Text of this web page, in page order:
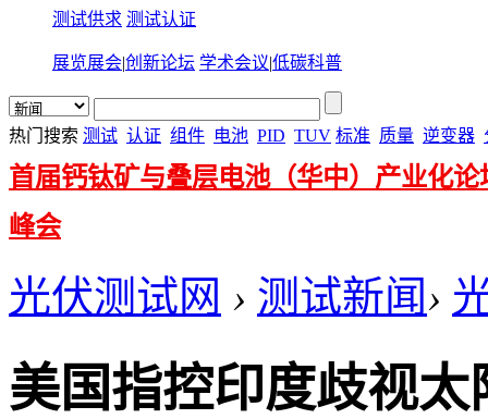
测试供求 测试认证
展览展会|创新论坛 学术会议|低碳科普
热门搜索 测试 认证 组件 电池 PID TUV 标准 质量 逆变器
首届钙钛矿与叠层电池（华中）产业化论
峰会
光伏测试网 › 测试新闻›
美国指控印度歧视